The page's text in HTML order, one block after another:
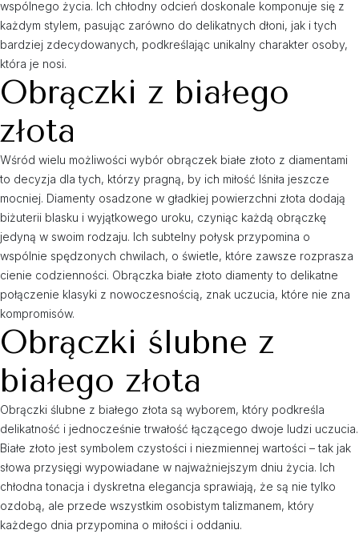
wspólnego życia. Ich chłodny odcień doskonale komponuje się z
każdym stylem, pasując zarówno do delikatnych dłoni, jak i tych
bardziej zdecydowanych, podkreślając unikalny charakter osoby,
która je nosi.
Obrączki z białego
złota
Wśród wielu możliwości wybór obrączek białe złoto z diamentami
to decyzja dla tych, którzy pragną, by ich miłość lśniła jeszcze
mocniej. Diamenty osadzone w gładkiej powierzchni złota dodają
biżuterii blasku i wyjątkowego uroku, czyniąc każdą obrączkę
jedyną w swoim rodzaju. Ich subtelny połysk przypomina o
wspólnie spędzonych chwilach, o świetle, które zawsze rozprasza
cienie codzienności. Obrączka białe złoto diamenty to delikatne
połączenie klasyki z nowoczesnością, znak uczucia, które nie zna
kompromisów.
Obrączki ślubne z
białego złota
Obrączki ślubne z białego złota są wyborem, który podkreśla
delikatność i jednocześnie trwałość łączącego dwoje ludzi uczucia.
Białe złoto jest symbolem czystości i niezmiennej wartości – tak jak
słowa przysięgi wypowiadane w najważniejszym dniu życia. Ich
chłodna tonacja i dyskretna elegancja sprawiają, że są nie tylko
ozdobą, ale przede wszystkim osobistym talizmanem, który
każdego dnia przypomina o miłości i oddaniu.